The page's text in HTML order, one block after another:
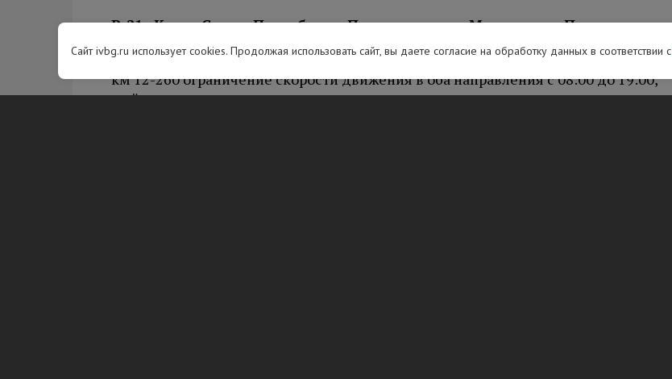
Р-21 «Кола» Санкт-Петербург – Петрозаводск – Мурманск – Печенга–
граница с Королевством Норвегия:
км 12-260 ограничение скорости движения в оба направления с 08:00 до 19:00,
мойка, очистка, ремонт, выправка, установка дорожных знаков;
Сайт ivbg.ru использует cookies. Продолжая использовать сайт, вы даете согласие на обработку данных в соответствии с